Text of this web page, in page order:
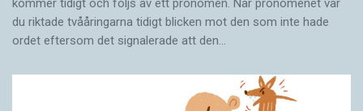
kommer tidigt och följs av ett pronomen. När pronomenet var
du riktade tvååringarna tidigt blicken mot den som inte hade
ordet eftersom det ­signalerade att den…